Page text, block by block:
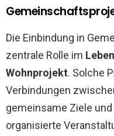
Die Einbindung in
zentrale Rolle im
Wohnprojekt. Solche
Verbindungen
gemeinsame Ziele
organisierte